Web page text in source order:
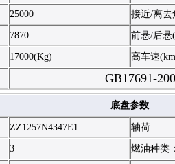
25000 接近/离去
7870 前悬/后悬
17000(Kg) 高车速
GB17691-
底盘参数
ZZ1257N4347E1 轴荷:
3 燃油种类